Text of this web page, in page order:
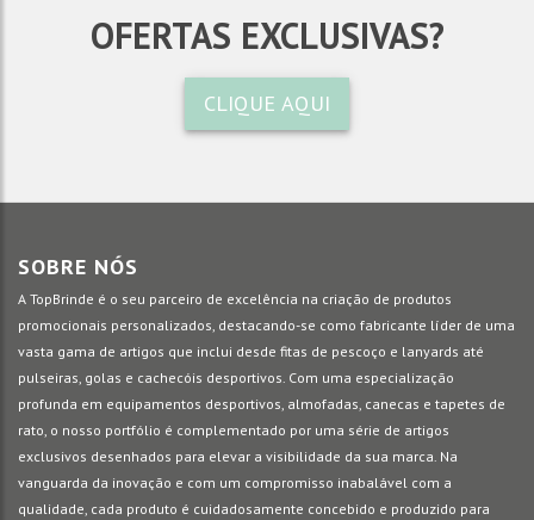
OFERTAS EXCLUSIVAS?
CLIQUE AQUI
SOBRE NÓS
A TopBrinde é o seu parceiro de excelência na criação de produtos
promocionais personalizados, destacando-se como fabricante líder de uma
vasta gama de artigos que inclui desde fitas de pescoço e lanyards até
pulseiras, golas e cachecóis desportivos. Com uma especialização
profunda em equipamentos desportivos, almofadas, canecas e tapetes de
rato, o nosso portfólio é complementado por uma série de artigos
exclusivos desenhados para elevar a visibilidade da sua marca. Na
vanguarda da inovação e com um compromisso inabalável com a
qualidade, cada produto é cuidadosamente concebido e produzido para